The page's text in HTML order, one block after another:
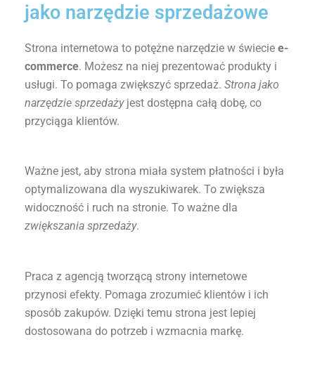
jako narzędzie sprzedażowe
Strona internetowa to potężne narzędzie w świecie e-
commerce. Możesz na niej prezentować produkty i
usługi. To pomaga zwiększyć sprzedaż. Strona jako
narzędzie sprzedażyjest dostępna całą dobę, co
przyciąga klientów.
Ważne jest, aby strona miała system płatności i była
optymalizowana dla wyszukiwarek. To zwiększa
widoczność i ruch na stronie. To ważne dla
zwiększania sprzedaży.
Praca z agencją tworzącą strony internetowe
przynosi efekty. Pomaga zrozumieć klientów i ich
sposób zakupów. Dzięki temu strona jest lepiej
dostosowana do potrzeb i wzmacnia markę.